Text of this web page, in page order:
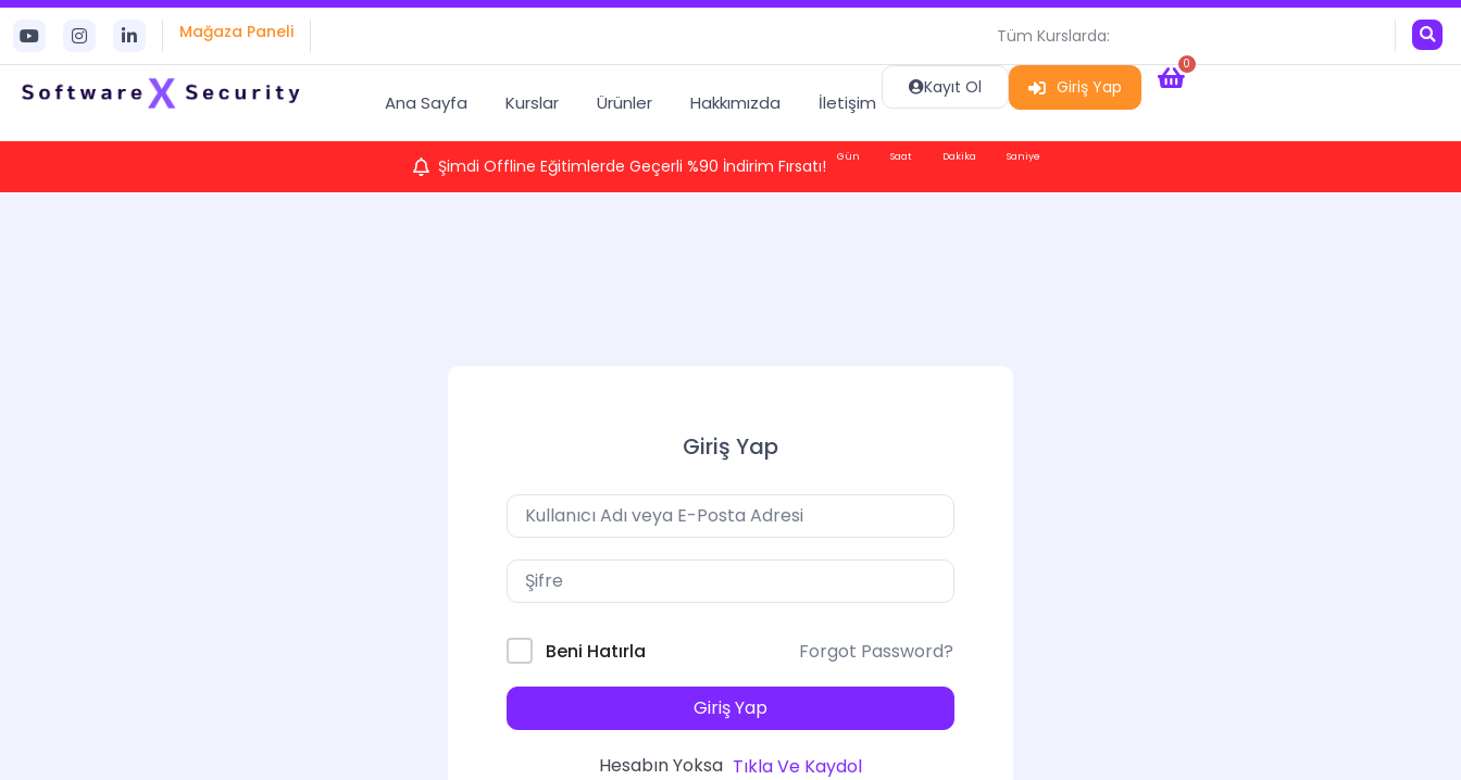
Mağaza Paneli Tüm Kurslarda:
Ana Sayfa Kurslar Ürünler Hakkımızda İletişim
Kayıt Ol Giriş Yap
0
Şimdi Offline Eğitimlerde Geçerli %90 İndirim Fırsatı! Gün Saat Dakika Saniye
Giriş Yap
Beni Hatırla Forgot Password?
Giriş Yap
Hesabın Yoksa Tıkla Ve Kaydol